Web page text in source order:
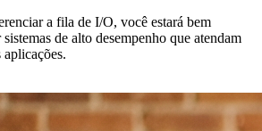
a fila de I/O, você estará bem
de alto desempenho que atendam
aplicações.